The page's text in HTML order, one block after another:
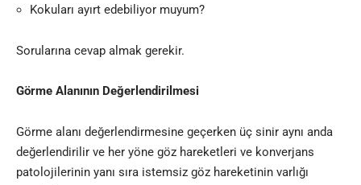
Kokuları ayırt edebiliyor muyum?
Sorularına cevap almak gerekir.
Görme Alanının Değerlendirilmesi
Görme alanı değerlendirmesine geçerken üç sinir aynı anda
değerlendirilir ve her yöne göz hareketleri ve konverjans
patolojilerinin yanı sıra istemsiz göz hareketinin varlığı